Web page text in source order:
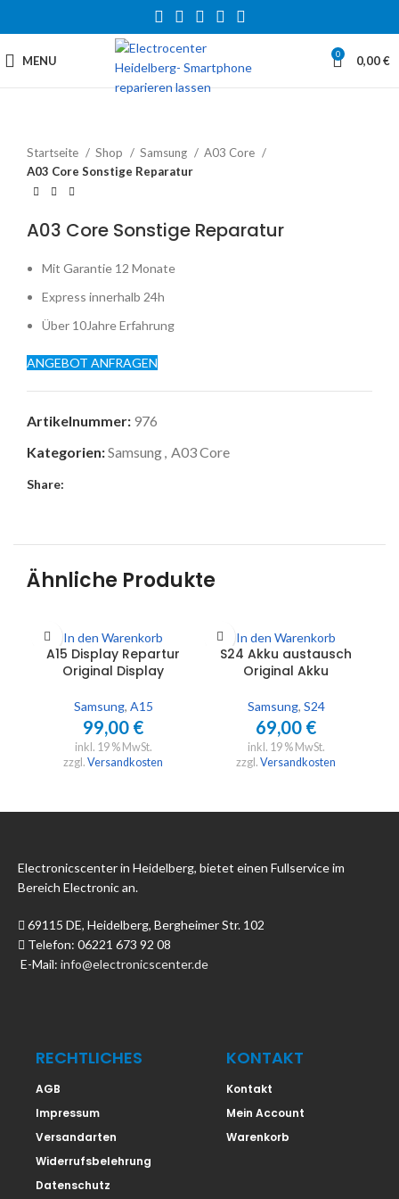
MENU 0 0,00€
Startseite Shop Samsung
A03 Core
A03 Core Sonstige Reparatur
A03 Core Sonstige Reparatur
Mit Garantie 12 Monate
Express innerhalb 24h
Über 10Jahre Erfahrung
ANGEBOT ANFRAGEN
Artikelnummer: 976
Kategorien:Samsung A03 Core
Share:
Ähnliche Produkte
In den Warenkorb
A15 Display Repartur
Original Display
Samsung, A15
99,00 €
inkl. 19 % MwSt.
zzgl. Versandkosten
In den Warenkorb
S24 Akku austausch
Original Akku
Samsung, S24
69,00 €
inkl. 19 % MwSt.
zzgl. Versandkosten
Electronicscenter in Heidelberg, bietet einen Fullservice im
Bereich Electronic an.
69115 DE, Heidelberg, Bergheimer Str. 102
Telefon: 06221 673 92 08
E-Mail:info@electronicscenter.de
RECHTLICHES
AGB
Impressum
Versandarten
Widerrufsbelehrung
Datenschutz
KONTAKT
Kontakt
Mein Account
Warenkorb